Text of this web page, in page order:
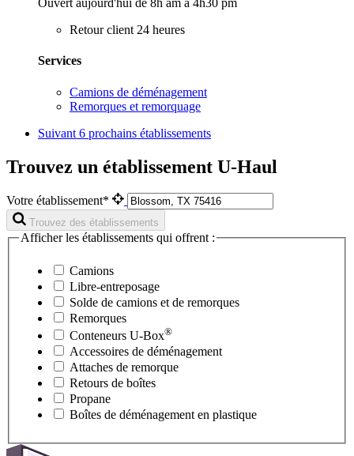
Ouvert aujourd'hui de 8h am à 4h30 pm
Retour client 24 heures
Services
Camions de déménagement
Remorques et remorquage
Suivant 6 prochains établissements
Trouvez un établissement U-Haul
Votre établissement*
Trouvez des établissements
Afficher les établissements qui offrent :
Camions
Libre-entreposage
Solde de camions et de remorques
Remorques
Conteneurs U-Box®
Accessoires de déménagement
Attaches de remorque
Retours de boîtes
Propane
Boîtes de déménagement en plastique